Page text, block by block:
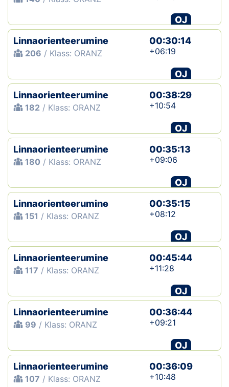
OJ
Linnaorienteerumine
206 / Klass: ORANZ
00:30:14
+06:19
OJ
Linnaorienteerumine
182 / Klass: ORANZ
00:38:29
+10:54
OJ
Linnaorienteerumine
180 / Klass: ORANZ
00:35:13
+09:06
OJ
Linnaorienteerumine
151 / Klass: ORANZ
00:35:15
+08:12
OJ
Linnaorienteerumine
117 / Klass: ORANZ
00:45:44
+11:28
OJ
Linnaorienteerumine
99 / Klass: ORANZ
00:36:44
+09:21
OJ
Linnaorienteerumine
107 / Klass: ORANZ
00:36:09
+10:48